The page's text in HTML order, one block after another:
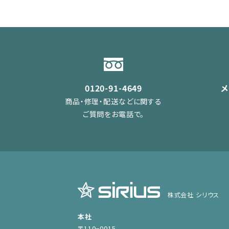
0120-91-4649
商品・修理・配送などに関する
ご質問をお電話で。
株式会社 シリウス
本社